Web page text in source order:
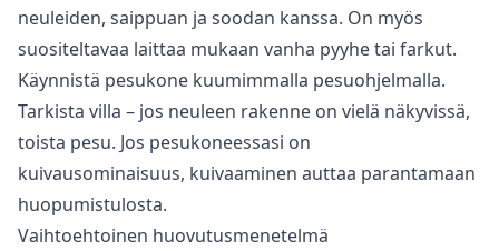
neuleiden, saippuan ja soodan kanssa. On myös
suositeltavaa laittaa mukaan vanha pyyhe tai farkut.
Käynnistä pesukone kuumimmalla pesuohjelmalla.
Tarkista villa – jos neuleen rakenne on vielä näkyvissä,
toista pesu. Jos pesukoneessasi on
kuivausominaisuus, kuivaaminen auttaa parantamaan
huopumistulosta.
Vaihtoehtoinen huovutusmenetelmä